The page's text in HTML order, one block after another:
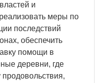
и
меры по
последствий
обеспечить
помощи в
деревни, где